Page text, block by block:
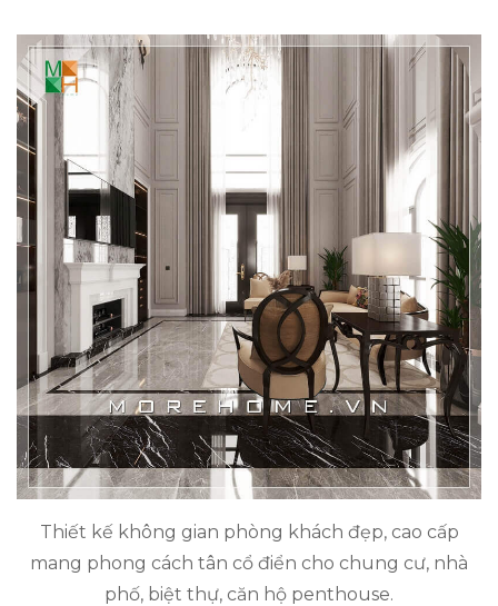
Thiết kế không gian phòng khách đẹp, cao cấp
mang phong cách tân cổ điển cho chung cư, nhà
phố, biệt thự, căn hộ penthouse.